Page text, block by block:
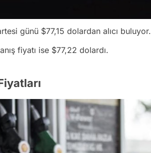
günü $77,15 dolardan alıcı buluyor.
fiyatı ise $77,22 dolardı.